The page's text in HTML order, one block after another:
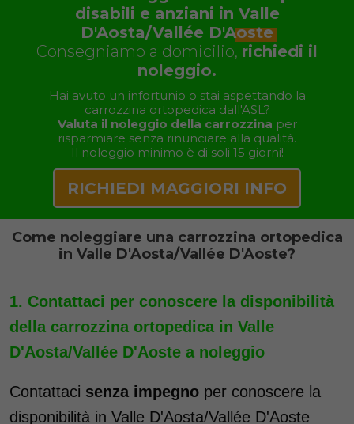
disabili e anziani in Valle
D'Aosta/Vallée D'Aoste
Consegniamo a domicilio, richiedi il
noleggio.
Hai avuto un infortunio o stai aspettando la
carrozzina ortopedica dall'ASL?
Valuta il noleggio della carrozzina per
risparmiare senza rinunciare alla qualità.
Il noleggio minimo è di soli 15 giorni!
RICHIEDI MAGGIORI INFO
Come noleggiare una carrozzina ortopedica
in Valle D'Aosta/Vallée D'Aoste?
Contattaci per conoscere la disponibilità
della carrozzina ortopedica in Valle
D'Aosta/Vallée D'Aoste a noleggio
Contattaci senza impegno per conoscere la
disponibilità in Valle D'Aosta/Vallée D'Aoste